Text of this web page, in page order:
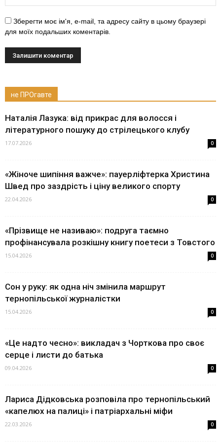
Зберегти моє ім'я, e-mail, та адресу сайту в цьому браузері
для моїх подальших коментарів.
не ПРОгавте
Наталія Лазука: від прикрас для волосся і
літературного пошуку до стрілецького клубу
17.07.2026 0
«Жіноче шипіння важче»: пауерліфтерка Христина
Швед про заздрість і ціну великого спорту
22.04.2026 0
«Прізвище не називаю»: подруга таємно
профінансувала розкішну книгу поетеси з Товстого
15.04.2026 0
Сон у руку: як одна ніч змінила маршрут
тернопільської журналістки
15.04.2026 0
«Це надто чесно»: викладач з Чорткова про своє
серце і листи до батька
09.04.2026 0
Лариса Дідковська розповіла про тернопільський
«капелюх на палиці» і патріархальні міфи
22.03.2026 0